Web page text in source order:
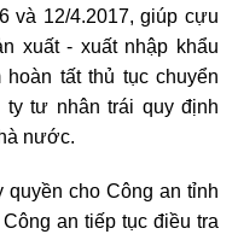
và 12/4.2017, giúp cựu
xuất - xuất nhập khẩu
tất thủ tục chuyển
tư nhân trái quy định
nước.
cho Công an tỉnh
an tiếp tục điều tra